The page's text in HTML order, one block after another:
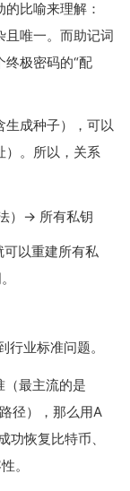
比喻来理解：
且唯一。而助记词
终极密码的“配
生成种子），可以
）。所以，关系
）→ 所有私钥
以重建所有私
业标准问题。
（最主流的是
径），那么用A
恢复比特币、
。